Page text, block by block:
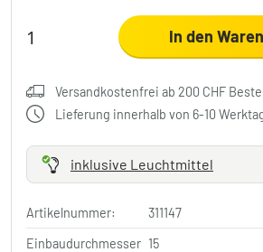
In den
Versandkostenfrei ab 200 CHF
Lieferung innerhalb von 6-10
inklusive Leuchtmittel
Artikelnummer:
311147
Einbaudurchmesser 15